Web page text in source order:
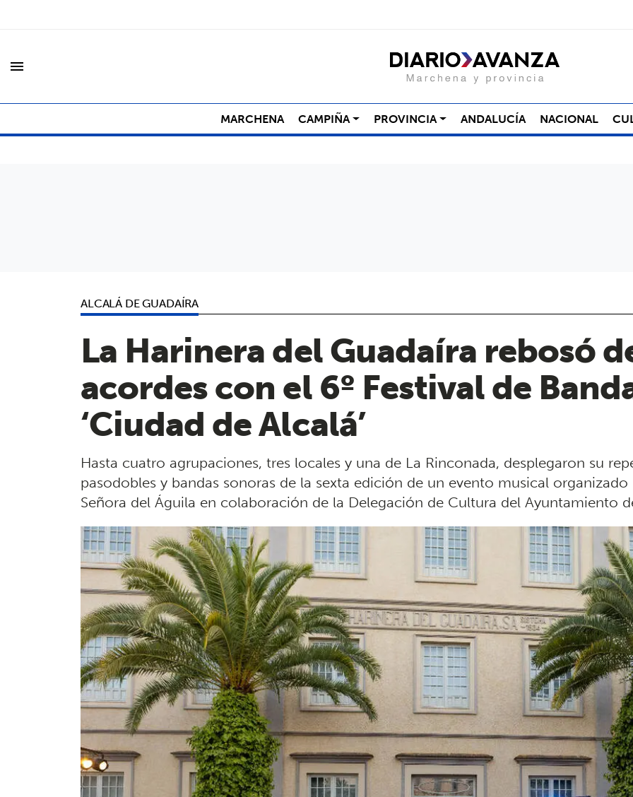
menu
MARCHENA CAMPIÑA PROVINCIA ANDALUCÍA NACIONAL
ALCALÁ DE GUADAÍRA
​La Harinera del Guadaíra rebosó
acordes con ​el 6º Festival de
‘Ciudad de Alcalá’
Hasta cuatro agrupaciones, tres locales y una de La Rinconada, desplegaron su
pasodobles y bandas sonoras de la sexta edición de un evento musical
Señora del Águila en colaboración de la Delegación de Cultura del Ayuntamiento